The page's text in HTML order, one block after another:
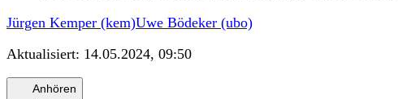
Jürgen Kemper (kem)Uwe Bödeker (ubo)
Aktualisiert: 14.05.2024, 09:50
Anhören